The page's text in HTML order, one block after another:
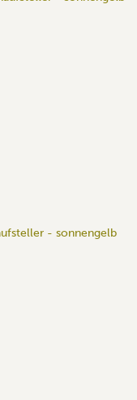
- sonnengelb